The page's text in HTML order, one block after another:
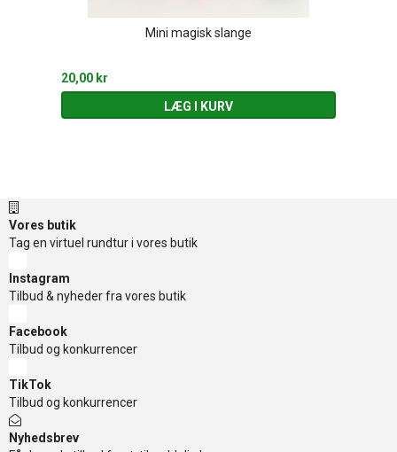
Mini magisk slange
20,00 kr
LÆG I KURV
Vores butik
Tag en virtuel rundtur i vores butik
Instagram
Tilbud & nyheder fra vores butik
Facebook
Tilbud og konkurrencer
TikTok
Tilbud og konkurrencer
Nyhedsbrev